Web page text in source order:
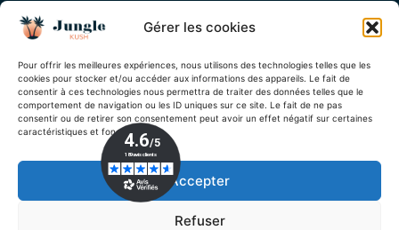
Gérer les cookies
Pour offrir les meilleures expériences, nous utilisons des technologies telles que les
cookies pour stocker et/ou accéder aux informations des appareils. Le fait de
consentir à ces technologies nous permettra de traiter des données telles que le
comportement de navigation ou les ID uniques sur ce site. Le fait de ne pas
consentir ou de retirer son consentement peut avoir un effet négatif sur certaines
caractéristiques et fonctions.
Accepter
Refuser
Huile CBD
Feuilles, filtres et grinders
Guide Delta-9
Inscrivez-vous à notre newsletter !